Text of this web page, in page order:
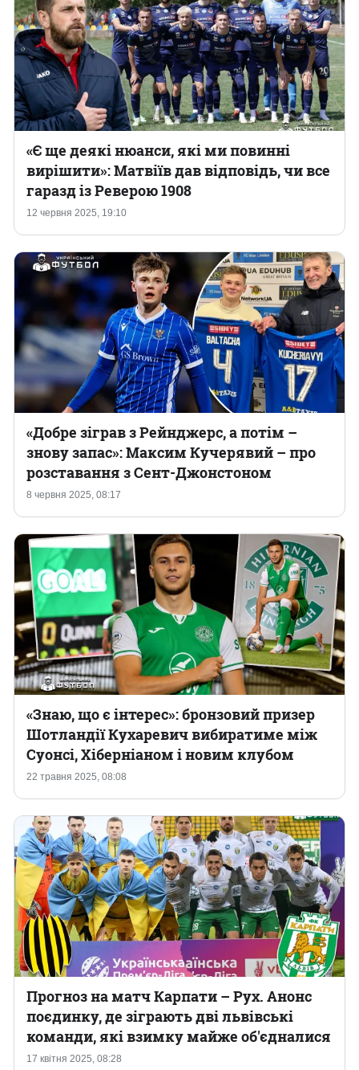
12 червня 2025, 19:10
«Є ще деякі нюанси, які ми повинні
вирішити»: Матвіїв дав відповідь, чи все
гаразд із Реверою 1908
8 червня 2025, 08:17
«Добре зіграв з Рейнджерс, а потім –
знову запас»: Максим Кучерявий – про
розставання з Сент-Джонстоном
22 травня 2025, 08:08
«Знаю, що є інтерес»: бронзовий призер
Шотландії Кухаревич вибиратиме між
Суонсі, Хіберніаном і новим клубом
17 квітня 2025, 08:28
Прогноз на матч Карпати – Рух. Анонс
поєдинку, де зіграють дві львівські
команди, які взимку майже об'єдналися